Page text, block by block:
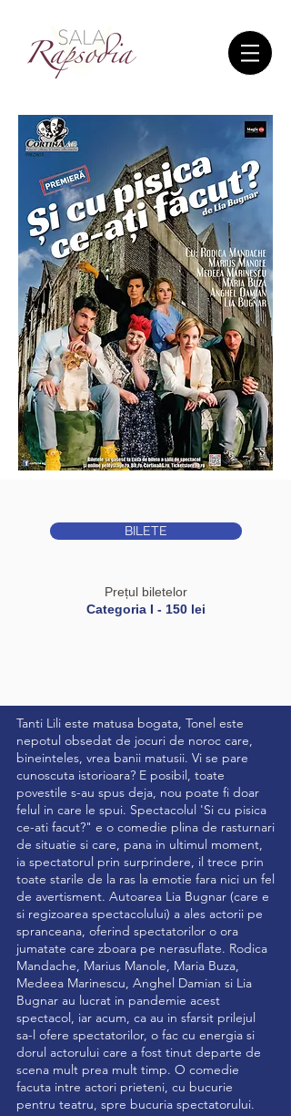
BILETE
Prețul biletelor
Categoria I - 150 lei
Tanti Lili este matusa bogata, Tonel este
nepotul obsedat de jocuri de noroc care,
bineinteles, vrea banii matusii. Vi se pare
cunoscuta istorioara? E posibil, toate
povestile s-au spus deja, nou poate fi doar
felul in care le spui. Spectacolul 'Si cu pisica
ce-ati facut?" e o comedie plina de rasturnari
de situatie si care, pana in ultimul moment,
ia spectatorul prin surprindere, il trece prin
toate starile de la ras la emotie fara nici un fel
de avertisment. Autoarea Lia Bugnar (care e
si regizoarea spectacolului) a ales actorii pe
spranceana, oferind spectatorilor o ora
jumatate care zboara pe nerasuflate. Rodica
Mandache, Marius Manole, Maria Buza,
Medeea Marinescu, Anghel Damian si Lia
Bugnar au lucrat in pandemie acest
spectacol, iar acum, ca au in sfarsit prilejul
sa-l ofere spectatorilor, o fac cu energia si
dorul actorului care a fost tinut departe de
scena mult prea mult timp. O comedie
facuta intre actori prieteni, cu bucurie
pentru teatru, spre bucuria spectatorului.